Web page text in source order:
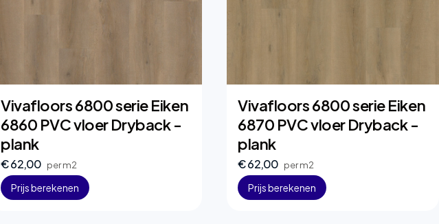
Vivafloors 6800 serie Eiken
6860 PVC vloer Dryback -
plank
€ 62,00 per m2
Prijs berekenen
Vivafloors 6800 serie Eiken
6870 PVC vloer Dryback -
plank
€ 62,00 per m2
Prijs berekenen